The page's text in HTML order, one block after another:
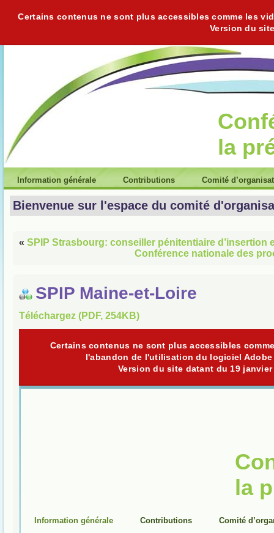
Certains contenus ne sont plus accessibles comme les
Version du
la
Information générale Contributions Comité
Bienvenue sur l'espace du comité
« SPIP Strasbourg: conseiller pénitentiaire d’insertion
Conférence nationale des
SPIP Maine-et-Loire
Téléchargez (PDF, 254KB)